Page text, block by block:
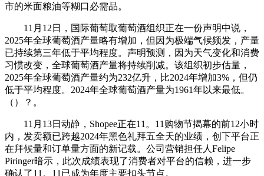
市的米面粮油等糊口必需品。
11月12日，国际葡萄取葡萄酒组织正在一份声明中说，
2025年全球葡萄酒产量略有增加，但因为极端气候频发，产量
已持续第三年低于平均程度。声明预测，因为天气变化和消费
习惯改变，全球葡萄酒产量将持续削减。该组织初步估量，
2025年全球葡萄酒产量约为232亿升，比2024年增加3%，但仍
低于平均程度。2024年全球葡萄酒产量为1961年以来最低。
（）？。
11月13日动静，Shopee正在11。11购物节揭幕的前12小时
内，发卖额已跨越2024年黑色礼拜五全天的业绩，创下平台正
在拜候量和订单量方面的新记载。公司营销担任人Felipe
Piringer暗示，此次成绩表现了消费者对平台的信赖，进一步
确认了11。11已成为年度主要扣头节点。